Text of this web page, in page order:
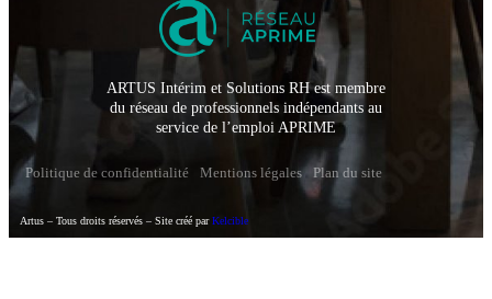
ARTUS Intérim et Solutions RH est membre
du réseau de professionnels indépendants au
service de l’emploi APRIME
Politique de confidentialité Mentions légales Plan du site
Artus – Tous droits réservés – Site créé parKelcible